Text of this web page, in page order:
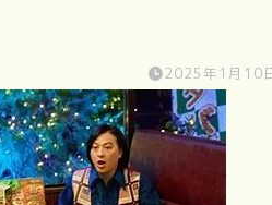
2025年1月10